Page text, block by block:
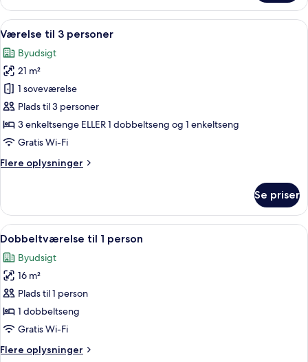
with
mezzanine/room
with
Indlæs
alle
billeder
af
Værelse
til
3
personer
Et hotelværelse med to senge, et
12
Værelse til 3 personer
Byudsigt
21 m²
1 soveværelse
Plads til 3 personer
3 enkeltsenge ELLER 1 dobbeltseng og 1 enkeltseng
Gratis Wi-Fi
Flere oplysninger
Flere
til
personer
Se priser
Indlæs
alle
billeder
af
Dobbeltværelse
til
1
Et hotelværelse med seng,
13
Dobbeltværelse til 1 person
Byudsigt
16 m²
Plads til 1 person
1 dobbeltseng
Gratis Wi-Fi
Flere oplysninger
Flere